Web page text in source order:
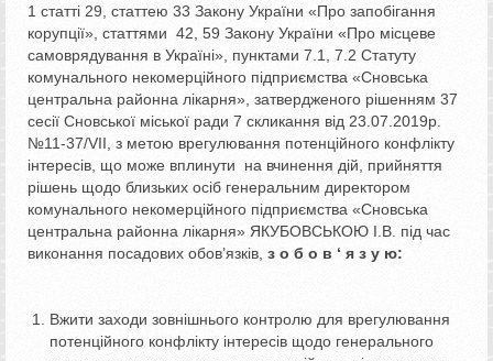
1 статті 29, статтею 33 Закону України «Про запобігання
корупції», статтями 42, 59 Закону України «Про місцеве
самоврядування в Україні», пунктами 7.1, 7.2 Статуту
комунального некомерційного підприємства «Сновська
центральна районна лікарня», затвердженого рішенням 37
сесії Сновської міської ради 7 скликання від 23.07.2019р.
№11-37/VІІ, з метою врегулювання потенційного конфлікту
інтересів, що може вплинути на вчинення дій, прийняття
рішень щодо близьких осіб генеральним директором
комунального некомерційного підприємства «Сновська
центральна районна лікарня» ЯКУБОВСЬКОЮ І.В. під час
виконання посадових обов’язків, з о б о в ‘ я з у ю:
Вжити заходи зовнішнього контролю для врегулювання
потенційного конфлікту інтересів щодо генерального